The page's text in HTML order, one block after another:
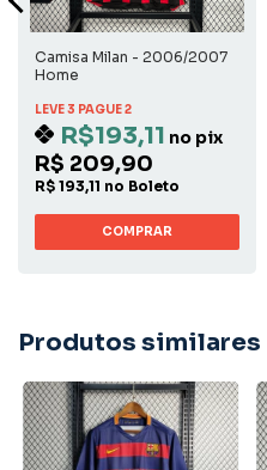
Camisa Milan - 2006/2007
Home
LEVE 3 PAGUE 2
R$193,11 no pix
R$ 209,90
R$ 193,11 no Boleto
COMPRAR
Produtos similares